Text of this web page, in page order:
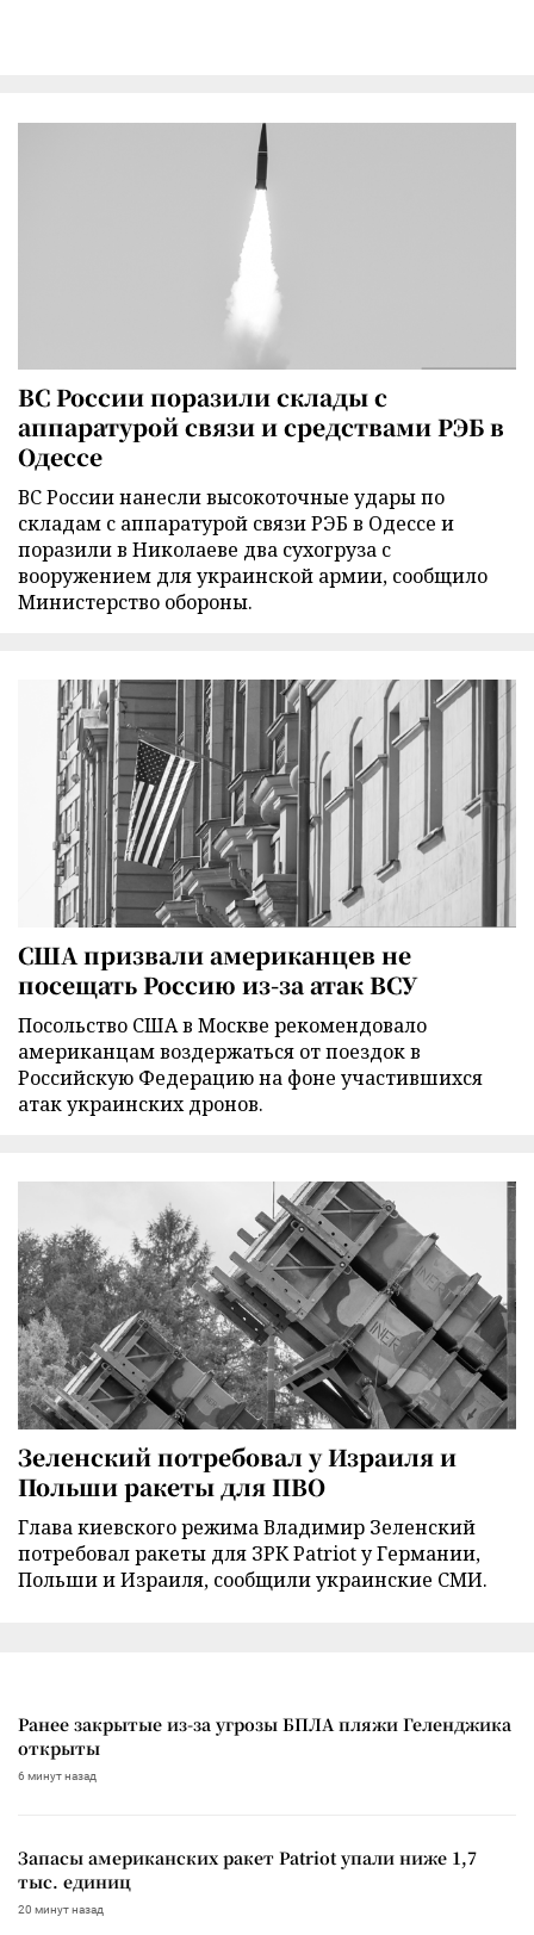
ВС России поразили склады с
аппаратурой связи и средствами РЭБ в
Одессе
ВС России нанесли высокоточные удары по
складам с аппаратурой связи РЭБ в Одессе и
поразили в Николаеве два сухогруза с
вооружением для украинской армии, сообщило
Министерство обороны.
США призвали американцев не
посещать Россию из-за атак ВСУ
Посольство США в Москве рекомендовало
американцам воздержаться от поездок в
Российскую Федерацию на фоне участившихся
атак украинских дронов.
Зеленский потребовал у Израиля и
Польши ракеты для ПВО
Глава киевского режима Владимир Зеленский
потребовал ракеты для ЗРК Patriot у Германии,
Польши и Израиля, сообщили украинские СМИ.
Ранее закрытые из-за угрозы БПЛА пляжи Геленджика
открыты
6 минут назад
Запасы американских ракет Patriot упали ниже 1,7
тыс. единиц
20 минут назад